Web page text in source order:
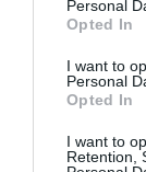
Personal
Opted In
I want to
Personal
Opted In
I want to
Retention,